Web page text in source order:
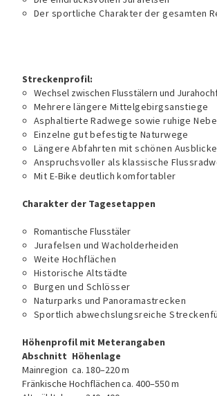
Der sportliche Charakter der gesamten
Streckenprofil:
Wechsel zwischen Flusstälern und
Mehrere längere Mittelgebirgsanstiege
Asphaltierte Radwege sowie ruhige
Einzelne gut befestigte Naturwege
Längere Abfahrten mit schönen
Anspruchsvoller als klassische
Mit E-Bike deutlich komfortabler
Charakter der Tagesetappen
Romantische Flusstäler
Jurafelsen und Wacholderheiden
Weite Hochflächen
Historische Altstädte
Burgen und Schlösser
Naturparks und Panoramastrecken
Sportlich abwechslungsreiche
Höhenprofil mit Meterangaben
Abschnitt Höhenlage
Mainregion ca. 180–220 m
Fränkische Hochflächenca. 400–550 m